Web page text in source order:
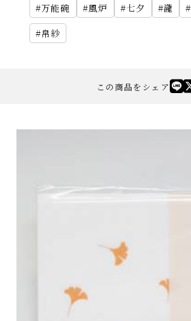
万能碗
風炉 七夕 瀧
帛紗
この商品をシェア